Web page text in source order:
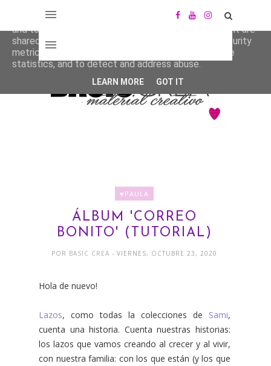
♥PAULA
ÁLBUM 'CORREO
BONITO' (TUTORIAL)
POR BASIC CREA- VIERNES, OCTUBRE 23, 2020
Hola de nuevo!
Lazos, como todas la colecciones de Sami,
cuenta una historia. Cuenta nuestras historias:
los lazos que vamos creando al crecer y al vivir,
con nuestra familia: con los que están (y los que
This site uses cookies from Google to deliver its services
and to analyze traffic. Your IP address and user-agent are
shared with Google along with performance and security
metrics to ensure quality of service, generate usage
statistics, and to detect and address abuse.
LEARN MORE GOT IT